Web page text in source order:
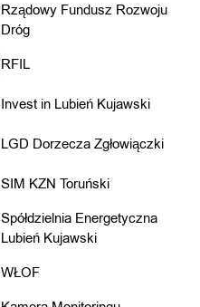
Rządowy Fundusz Rozwoju
Dróg
RFIL
Invest in Lubień Kujawski
LGD Dorzecza Zgłowiączki
SIM KZN Toruński
Spółdzielnia Energetyczna
Lubień Kujawski
WŁOF